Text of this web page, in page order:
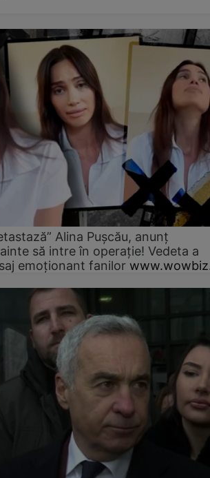
Alina Pușcău, anunț
să intre în operație! Vedeta a
emoționant fanilor